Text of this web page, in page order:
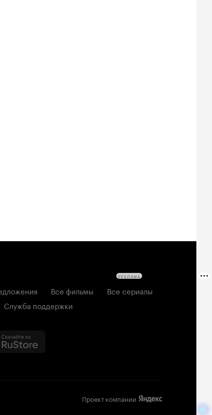
Все фильмы
Все сериалы
Служба поддержки
Проект компании
РЕКЛАМА